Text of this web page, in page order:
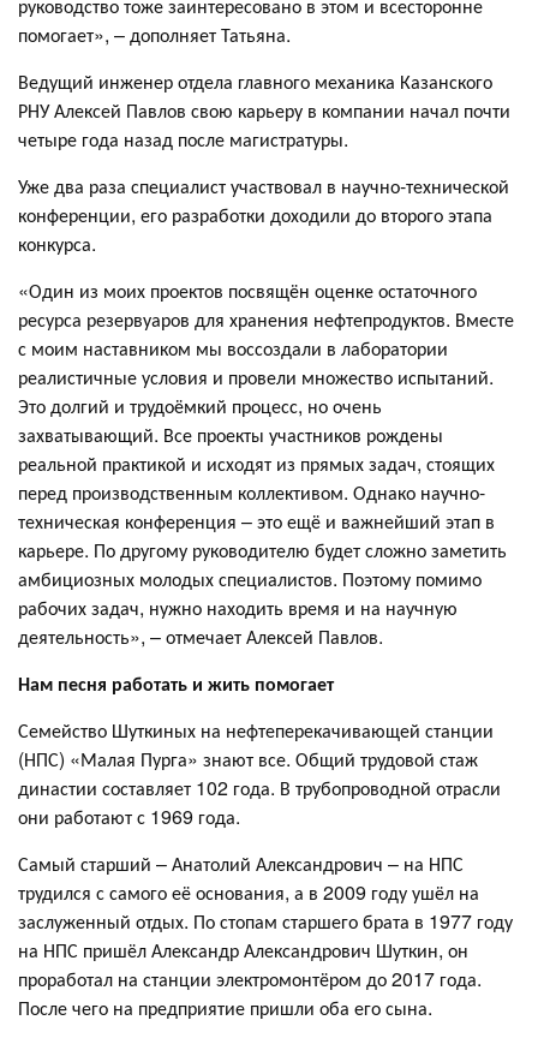
помогает», – дополняет Татьяна.
Ведущий инженер отдела главного механика Казанского
РНУ Алексей Павлов свою карьеру в компании начал почти
четыре года назад после магистратуры.
Уже два раза специалист участвовал в научно-технической
конференции, его разработки доходили до второго этапа
конкурса.
«Один из моих проектов посвящён оценке остаточного
ресурса резервуаров для хранения нефтепродуктов. Вместе
с моим наставником мы воссоздали в лаборатории
реалистичные условия и провели множество испытаний.
Это долгий и трудоёмкий процесс, но очень
захватывающий. Все проекты участников рождены
реальной практикой и исходят из прямых задач, стоящих
перед производственным коллективом. Однако научно-
техническая конференция – это ещё и важнейший этап в
карьере. По другому руководителю будет сложно заметить
амбициозных молодых специалистов. Поэтому помимо
рабочих задач, нужно находить время и на научную
деятельность», – отмечает Алексей Павлов.
Нам песня работать и жить помогает
Семейство Шуткиных на нефтеперекачивающей станции
(НПС) «Малая Пурга» знают все. Общий трудовой стаж
династии составляет 102 года. В трубопроводной отрасли
они работают с 1969 года.
Самый старший – Анатолий Александрович – на НПС
трудился с самого её основания, а в 2009 году ушёл на
заслуженный отдых. По стопам старшего брата в 1977 году
на НПС пришёл Александр Александрович Шуткин, он
проработал на станции электромонтёром до 2017 года.
После чего на предприятие пришли оба его сына.